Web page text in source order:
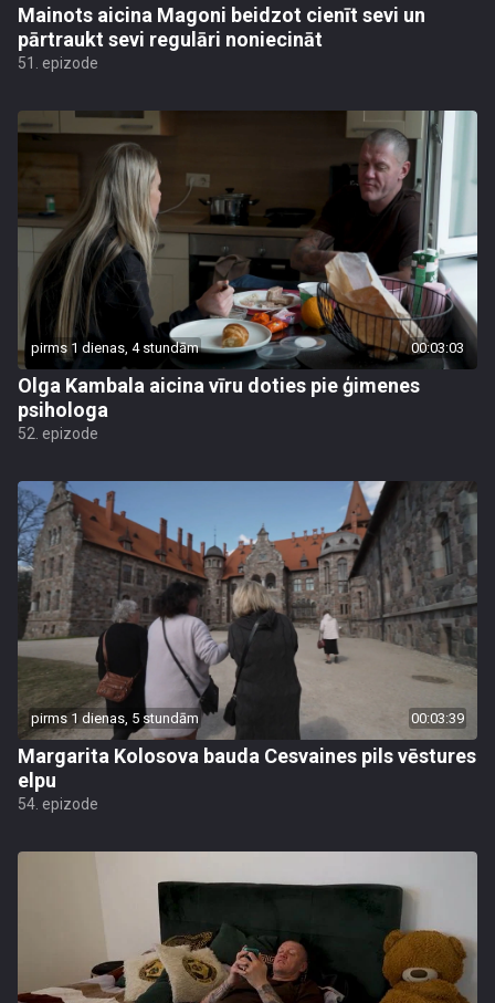
Mainots aicina Magoni beidzot cienīt sevi un
pārtraukt sevi regulāri noniecināt
51. epizode
pirms 1 dienas, 4 stundām 00:03:03
Olga Kambala aicina vīru doties pie ģimenes
psihologa
52. epizode
pirms 1 dienas, 5 stundām 00:03:39
Margarita Kolosova bauda Cesvaines pils vēstures
elpu
54. epizode